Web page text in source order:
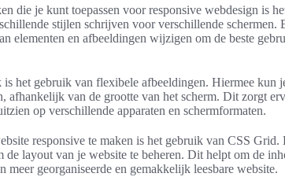
die je kunt toepassen voor responsive webdesign is
stijlen schrijven voor verschillende schermen.
elementen en afbeeldingen wijzigen om de beste
is het gebruik van flexibele afbeeldingen. Hiermee kun
afhankelijk van de grootte van het scherm. Dit zorgt
op verschillende apparaten en schermformaten.
responsive te maken is het gebruik van CSS Grid.
de layout van je website te beheren. Dit helpt om de
meer georganiseerde en gemakkelijk leesbare website.